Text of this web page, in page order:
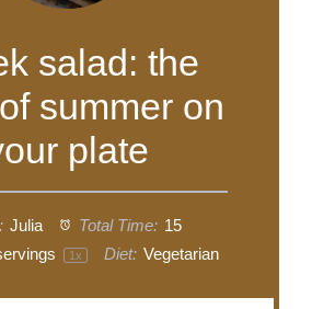
salad: the
summer on
plate
Julia Total Time: 15
1 x Diet: Vegetarian